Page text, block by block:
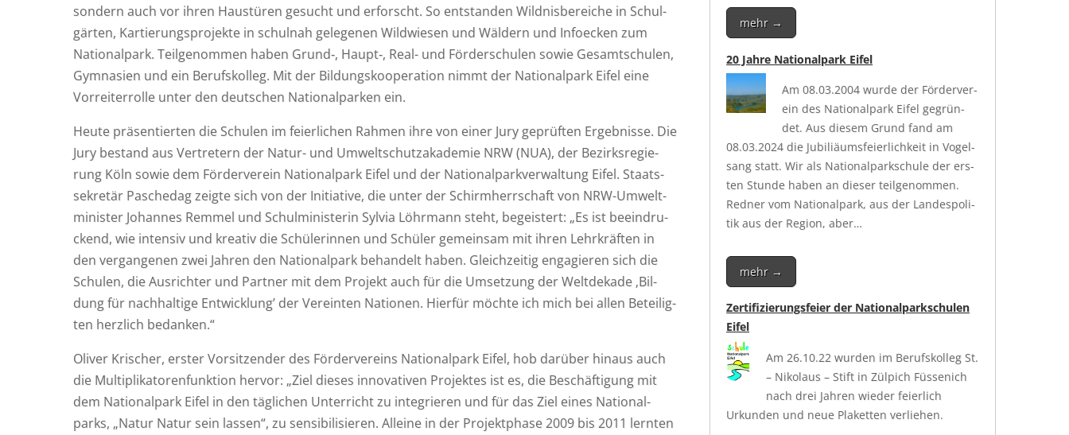
son­dern auch vor ihren Haus­tü­ren gesucht und erforscht. So ent­stan­den Wild­nis­be­rei­che in Schul­
gär­ten, Kar­tie­rungs­pro­jek­te in schul­nah gele­ge­nen Wild­wie­sen und Wäl­dern und Infoe­cken zum
Natio­nal­park. Teil­ge­nom­men haben Grund‑, Haupt‑, Real- und För­der­schu­len sowie Gesamt­schu­len,
Gym­na­si­en und ein Berufs­kol­leg. Mit der Bil­dungs­ko­ope­ra­ti­on nimmt der Natio­nal­park Eifel eine
Vor­rei­ter­rol­le unter den deut­schen Natio­nal­par­ken ein.
Heu­te prä­sen­tier­ten die Schu­len im fei­er­li­chen Rah­men ihre von einer Jury geprüf­ten Ergeb­nis­se. Die
Jury bestand aus Ver­tre­tern der Natur- und Umwelt­schutz­aka­de­mie NRW (NUA), der Bezirks­re­gie­
rung Köln sowie dem För­der­ver­ein Natio­nal­park Eifel und der Natio­nal­park­ver­wal­tung Eifel. Staats­
se­kre­tär Pasche­d­ag zeig­te sich von der Initia­ti­ve, die unter der Schirm­herr­schaft von NRW-Umwelt­
mi­nis­ter Johan­nes Rem­mel und Schul­mi­nis­te­rin Syl­via Löhr­mann steht, begeis­tert: „Es ist beein­dru­
ckend, wie inten­siv und krea­tiv die Schü­le­rin­nen und Schü­ler gemein­sam mit ihren Lehr­kräf­ten in
den ver­gan­ge­nen zwei Jah­ren den Natio­nal­park behan­delt haben. Gleich­zei­tig enga­gie­ren sich die
Schu­len, die Aus­rich­ter und Part­ner mit dem Pro­jekt auch für die Umset­zung der Welt­de­ka­de ‚Bil­
dung für nach­hal­ti­ge Ent­wick­lung’ der Ver­ein­ten Natio­nen. Hier­für möch­te ich mich bei allen Betei­lig­
ten herz­lich bedanken.“
Oli­ver Kri­scher, ers­ter Vor­sit­zen­der des För­der­ver­eins Natio­nal­park Eifel, hob dar­über hin­aus auch
die Mul­ti­pli­ka­to­ren­funk­ti­on her­vor: „Ziel die­ses inno­va­ti­ven Pro­jek­tes ist es, die Beschäf­ti­gung mit
dem Natio­nal­park Eifel in den täg­li­chen Unter­richt zu inte­grie­ren und für das Ziel eines Natio­nal­
parks, „Natur Natur sein las­sen“, zu sen­si­bi­li­sie­ren. Allei­ne in der Pro­jekt­pha­se 2009 bis 2011 lern­ten
mehr →
20 Jahre Nationalpark Eifel
Am 08.03.2004 wur­de der För­der­ver­
ein des Natio­nal­park Eifel gegrün­
det. Aus die­sem Grund fand am
08.03.2024 die Jubi­liäums­fei­er­lich­keit in Vogel­
sang statt. Wir als Natio­nal­park­schu­le der ers­
ten Stun­de haben an die­ser teil­ge­nom­men.
Red­ner vom Natio­nal­park, aus der Lan­des­po­li­
tik aus der Regi­on, aber…
mehr →
Zertifizierungsfeier der Nationalparkschulen
Eifel
Am 26.10.22 wur­den im Berufs­kol­leg St.
– Niko­laus – Stift in Zül­pich Füs­se­nich
nach drei Jah­ren wie­der fei­er­lich
Urkun­den und neue Pla­ket­ten verliehen.